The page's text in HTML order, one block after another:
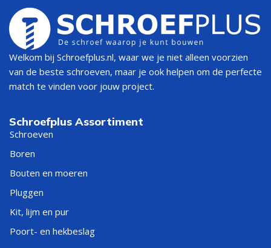
Welkom bij Schroefplus.nl, waar we je niet alleen voorzien
van de beste schroeven, maar je ook helpen om de perfecte
match te vinden voor jouw project.
Schroefplus Assortiment
Schroeven
Boren
Bouten en moeren
Pluggen
Kit, lijm en pur
Poort- en hekbeslag